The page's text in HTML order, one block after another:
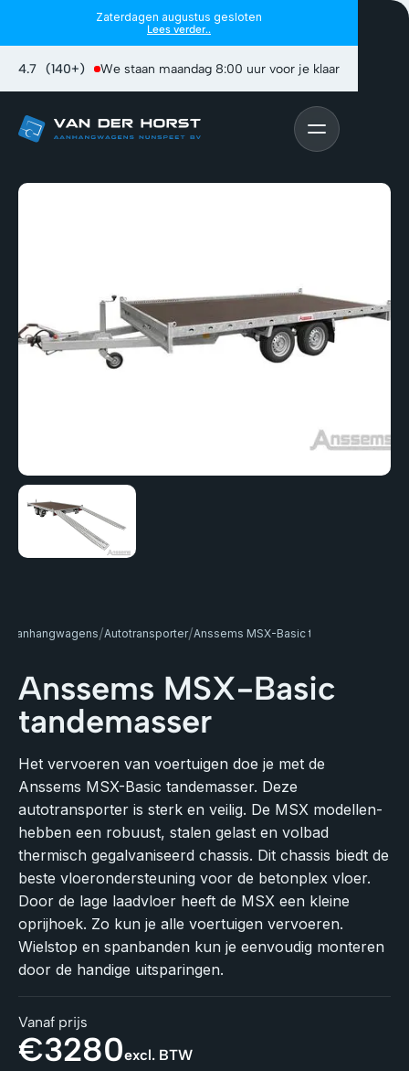
Zaterdagen augustus gesloten
Lees verder..
4.7 (140+) We staan maandag 8:00 uur voor je klaar
aanhangwagens/Autotransporter/Anssems MSX-Basic tandemasser
Anssems MSX-Basic
tandemasser
Het vervoeren van voertuigen doe je met de
Anssems MSX-Basic tandemasser. Deze
autotransporter is sterk en veilig. De MSX modellen-
hebben een robuust, stalen gelast en volbad
thermisch gegalvaniseerd chassis. Dit chassis biedt de
beste vloerondersteuning voor de betonplex vloer.
Door de lage laadvloer heeft de MSX een kleine
oprijhoek. Zo kun je alle voertuigen vervoeren.
Wielstop en spanbanden kun je eenvoudig monteren
door de handige uitsparingen.
Vanaf prijs
€3280excl. BTW